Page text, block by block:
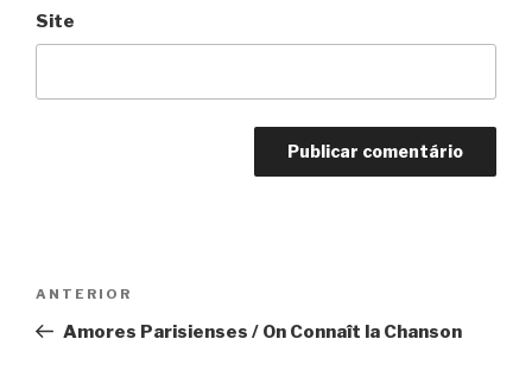
Site
Post
Anterior
ANTERIOR
Amores Parisienses / On Connaît la Chanson